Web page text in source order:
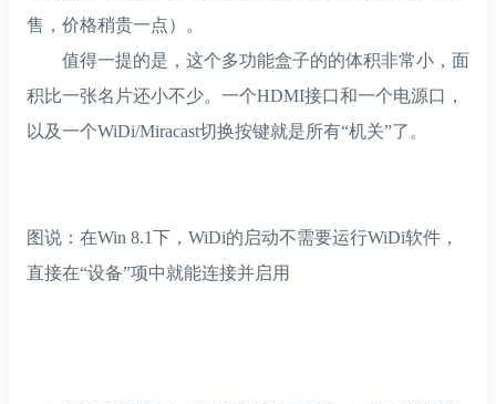
售，价格稍贵一点）。
值得一提的是，这个多功能盒子的的体积非常小，面
积比一张名片还小不少。一个HDMI接口和一个电源口，
以及一个WiDi/Miracast切换按键就是所有“机关”了。
图说：在Win 8.1下，WiDi的启动不需要运行WiDi软件，
直接在“设备”项中就能连接并启用